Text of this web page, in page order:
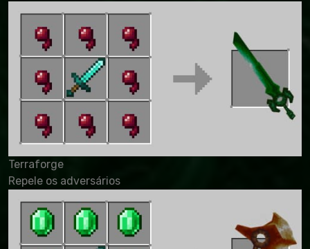
Terraforge
Repele os adversários